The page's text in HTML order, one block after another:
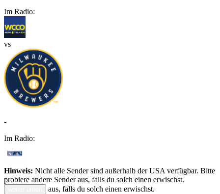
Im Radio:
vs
-
Im Radio:
Hinweis: Nicht alle Sender sind außerhalb der USA verfügbar. Bitte
probiere andere Sender aus, falls du solch einen erwischst.
aus, falls du solch einen erwischst.